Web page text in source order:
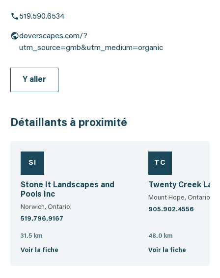
519.590.6534
doverscapes.com/?
utm_source=gmb&utm_medium=organic
Y aller
Détaillants à proximité
SI
Stone It Landscapes and
Pools Inc
Norwich, Ontario
519.796.9167
31.5 km
Voir la fiche
TC
Twenty Creek
Mount Hope, Ontario
905.902.4556
48.0 km
Voir la fiche